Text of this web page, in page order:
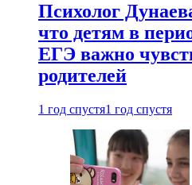
Психолог
что детям в
ЕГЭ важно
родителей
1 год спустя1 год спустя